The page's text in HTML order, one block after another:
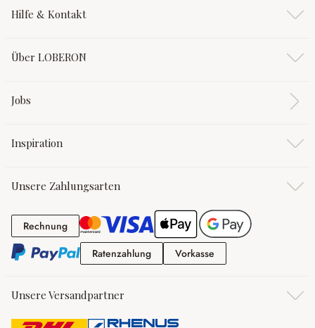
Hilfe & Kontakt
Über LOBERON
Jobs
Inspiration
Unsere Zahlungsarten
RechnungRechnung
RatenzahlungRatenzahlung
Vorkasse
Unsere Versandpartner